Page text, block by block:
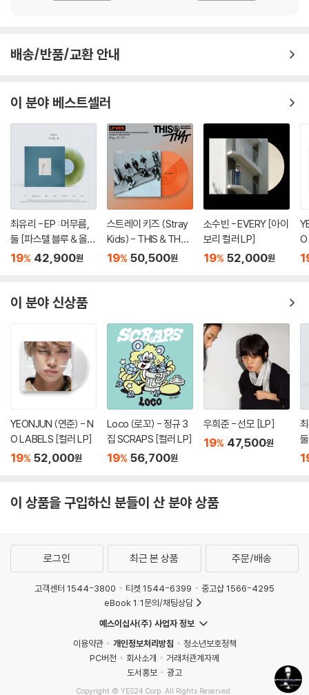
배송/반품/교환 안내
이 분야 베스트셀러
최유리 - EP : 머무름,
둘 [파스텔 블루 & 올리
브 그린 컬러 10인치 Vi
19% 42,900원
스트레이 키즈 (Stray
Kids) - THIS & THAT
[LP VER.]
19% 50,500원
소수빈 - EVERY [아이
보리 컬러 LP]
19% 52,000원
이 분야 신상품
YEONJUN (연준) - N
O LABELS [컬러 LP]
19% 52,000원
Loco (로꼬) - 정규 3
집 SCRAPS [컬러 LP]
19% 56,700원
우희준 - 선모 [LP]
19% 47,500원
이 상품을 구입하신 분들이 산 분야 상품
로그인 최근 본 상품 주문/배송
고객센터 1544-3800 티켓 1544-6399
중고샵 1566-4295
eBook 1:1문의/채팅상담
예스이십사(주) 사업자 정보
이용약관
개인정보처리방침
청소년보호정책
PC버전
회사소개
거래처관계자께
도서홍보
광고
Copyright © YES24 Corp. All Rights Reserved.